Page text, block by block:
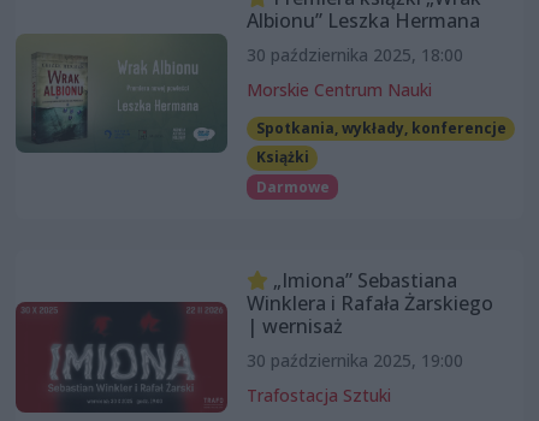
Albionu” Leszka Hermana
30 października 2025, 18:00
Morskie Centrum Nauki
Spotkania, wykłady, konferencje
Książki
Darmowe
„Imiona” Sebastiana
Winklera i Rafała Żarskiego
| wernisaż
30 października 2025, 19:00
Trafostacja Sztuki